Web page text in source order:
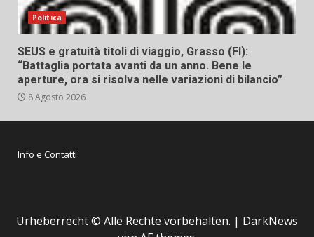
Politica
SEUS e gratuità titoli di viaggio, Grasso (FI):
“Battaglia portata avanti da un anno. Bene le
aperture, ora si risolva nelle variazioni di bilancio”
8 Agosto 2026
Info e Contatti
Urheberrecht © Alle Rechte vorbehalten. | DarkNews